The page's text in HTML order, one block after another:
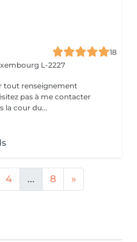
18
L-2227
tout renseignement
pas à me contacter
la cour du...
4 ... 8 »